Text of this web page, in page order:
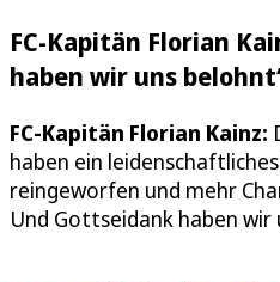
FC-Kapitän Florian
haben wir uns
FC-Kapitän Florian Kainz:
haben ein
reingeworfen und mehr
Und Gottseidank haben wir